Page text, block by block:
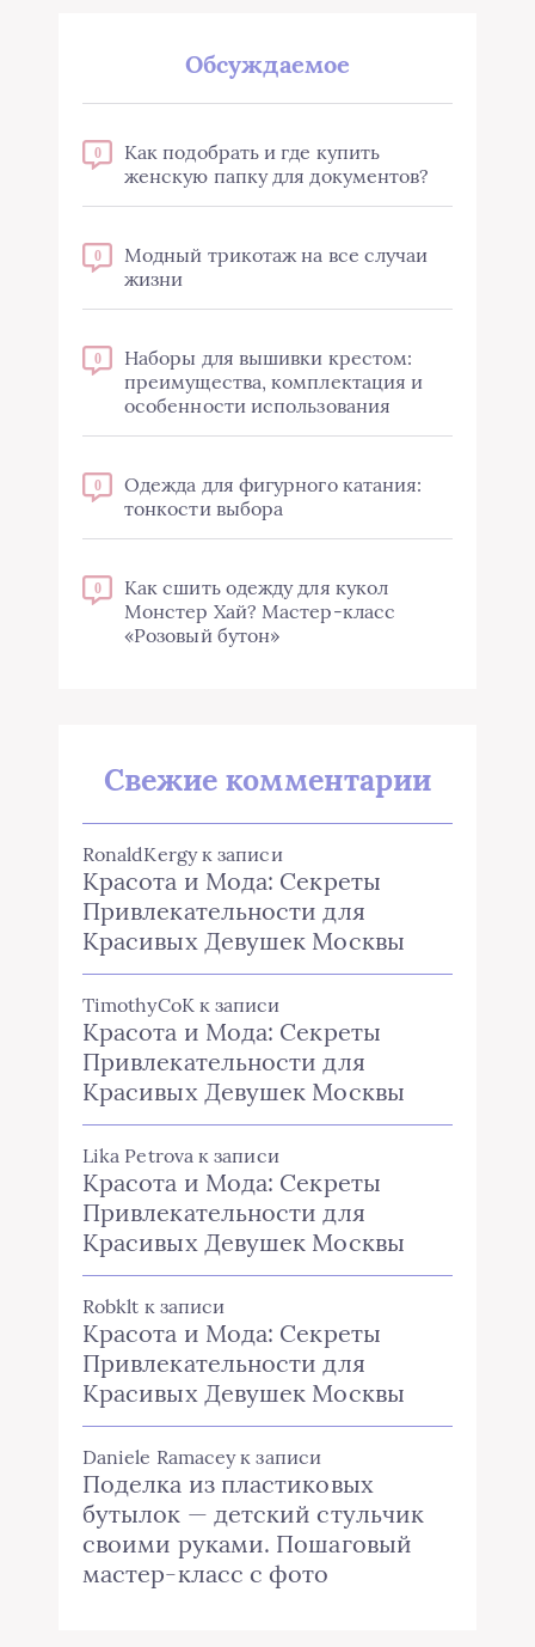
Обсуждаемое
0
Как подобрать и где купить
женскую папку для документов?
0
Модный трикотаж на все случаи
жизни
0
Наборы для вышивки крестом:
преимущества, комплектация и
особенности использования
0
Одежда для фигурного катания:
тонкости выбора
0
Как сшить одежду для кукол
Монстер Хай? Мастер-класс
«Розовый бутон»
Свежие комментарии
RonaldKergyк записи
Красота и Мода: Секреты
Привлекательности для
Красивых Девушек Москвы
TimothyCoKк записи
Красота и Мода: Секреты
Привлекательности для
Красивых Девушек Москвы
Lika Petrovaк записи
Красота и Мода: Секреты
Привлекательности для
Красивых Девушек Москвы
Robklt к записи
Красота и Мода: Секреты
Привлекательности для
Красивых Девушек Москвы
Daniele Ramaceyк записи
Поделка из пластиковых
бутылок — детский стульчик
своими руками. Пошаговый
мастер-класс с фото